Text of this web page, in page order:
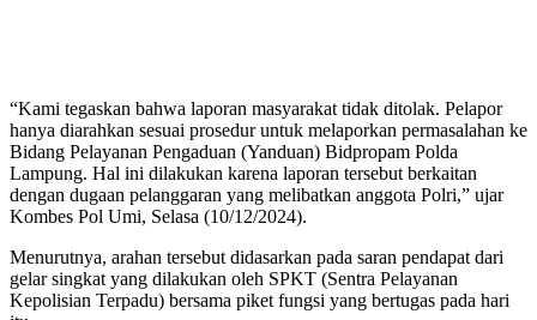
“Kami tegaskan bahwa laporan masyarakat tidak ditolak. Pelapor
hanya diarahkan sesuai prosedur untuk melaporkan permasalahan ke
Bidang Pelayanan Pengaduan (Yanduan) Bidpropam Polda
Lampung. Hal ini dilakukan karena laporan tersebut berkaitan
dengan dugaan pelanggaran yang melibatkan anggota Polri,” ujar
Kombes Pol Umi, Selasa (10/12/2024).
Menurutnya, arahan tersebut didasarkan pada saran pendapat dari
gelar singkat yang dilakukan oleh SPKT (Sentra Pelayanan
Kepolisian Terpadu) bersama piket fungsi yang bertugas pada hari